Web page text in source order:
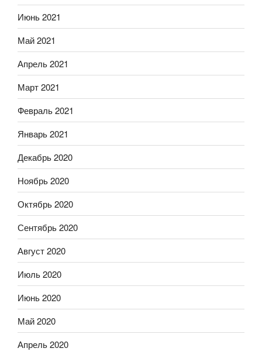
Июнь 2021
Май 2021
Апрель 2021
Март 2021
Февраль 2021
Январь 2021
Декабрь 2020
Ноябрь 2020
Октябрь 2020
Сентябрь 2020
Август 2020
Июль 2020
Июнь 2020
Май 2020
Апрель 2020